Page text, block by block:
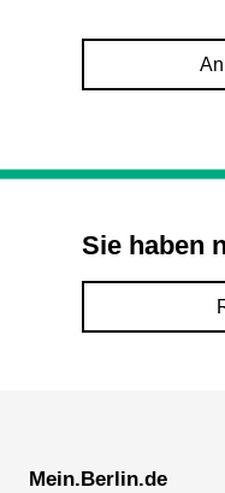
Sie haben
Mein.Berlin.de